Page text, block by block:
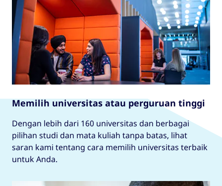
Memilih universitas atau perguruan tinggi
Dengan lebih dari 160 universitas dan berbagai
pilihan studi dan mata kuliah tanpa batas, lihat
saran kami tentang cara memilih universitas terbaik
untuk Anda.